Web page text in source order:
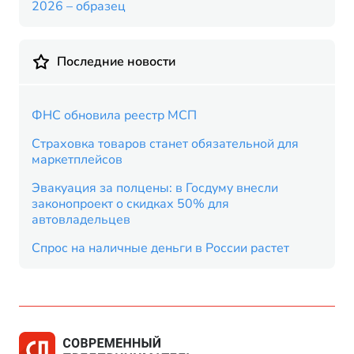
2026 – образец
Последние новости
ФНС обновила реестр МСП
Страховка товаров станет обязательной для
маркетплейсов
Эвакуация за полцены: в Госдуму внесли
законопроект о скидках 50% для
автовладельцев
Спрос на наличные деньги в России растет